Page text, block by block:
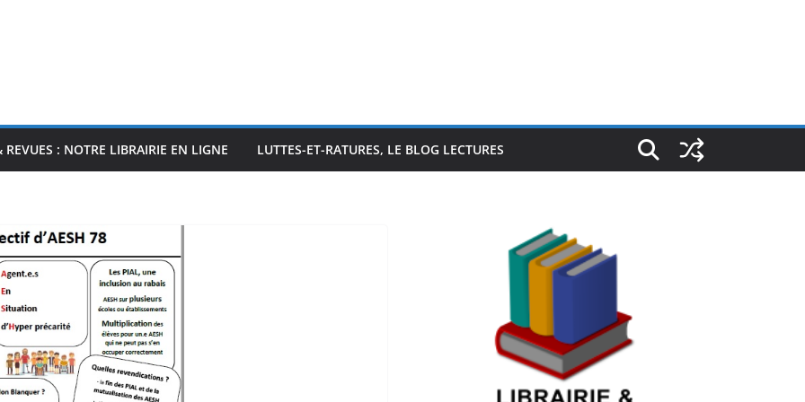
REVUES : NOTRE LIBRAIRIE EN LIGNE LUTTES-ET-RATURES, LE BLOG LECTURES